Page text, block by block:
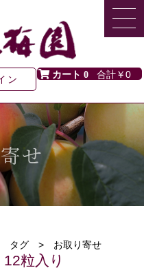
ン 0 ￥0
せ
タグ > お取り寄せ
粒入り